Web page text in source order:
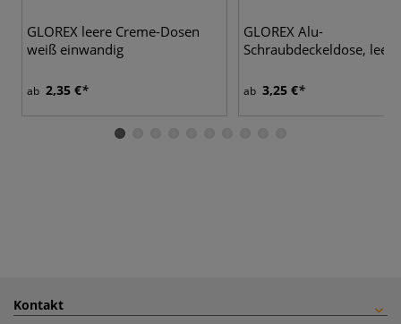
GLOREX leere Creme-Dosen
weiß einwandig
ab 2,35 €
GLOREX Alu-
Schraubdeckeldose, leer
ab 3,25 €
Kontakt